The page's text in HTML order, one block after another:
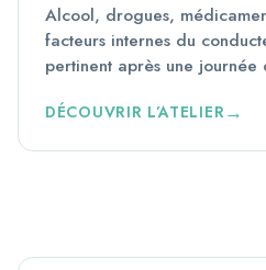
Alcool, drogues,
facteurs internes du
pertinent après une journée
DÉCOUVRIR L’ATELIER